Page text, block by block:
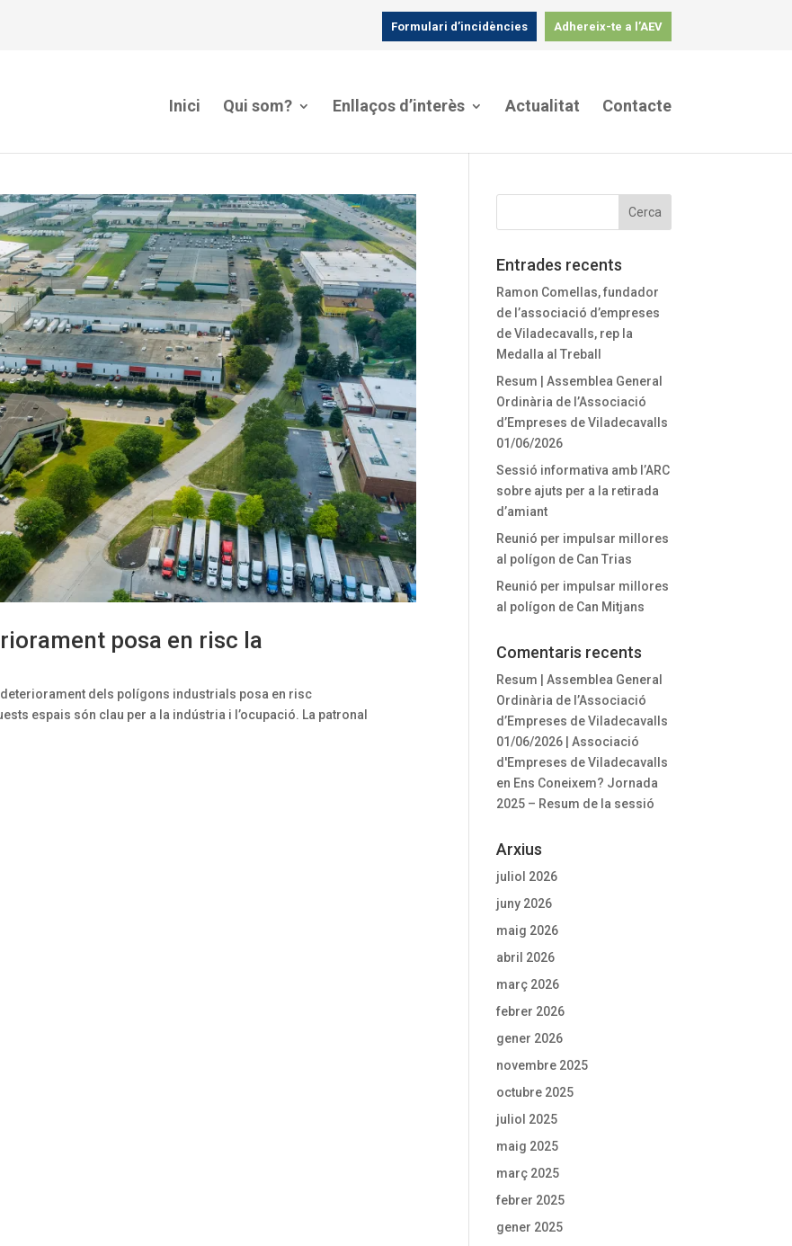
Formulari d’incidències Adhereix-te a l’AEV
Inici Qui som? Enllaços d’interès Actualitat Contacte
posa en risc la
dels polígons industrials posa en risc
espais són clau per a la indústria i l’ocupació. La patronal
Entrades recents
Ramon Comellas, fundador
de l’associació d’empreses
de Viladecavalls, rep la
Medalla al Treball
Resum | Assemblea General
Ordinària de l’Associació
d’Empreses de Viladecavalls
01/06/2026
Sessió informativa amb l’ARC
sobre ajuts per a la retirada
d’amiant
Reunió per impulsar millores
al polígon de Can Trias
Reunió per impulsar millores
al polígon de Can Mitjans
Comentaris recents
Resum | Assemblea General
Ordinària de l’Associació
d’Empreses de Viladecavalls
01/06/2026 | Associació
d'Empreses de Viladecavalls
en Ens Coneixem? Jornada
2025 – Resum de la sessió
Arxius
juliol 2026
juny 2026
maig 2026
abril 2026
març 2026
febrer 2026
gener 2026
novembre 2025
octubre 2025
juliol 2025
maig 2025
març 2025
febrer 2025
gener 2025